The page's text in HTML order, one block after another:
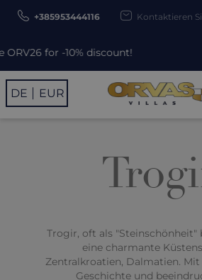
discount!
+385953444116 Kontaktieren
DE EUR
Trogir, oft als "Steinschönheit"
eine charmante
Zentralkroatien, Dalmatien. Mit
Geschichte und